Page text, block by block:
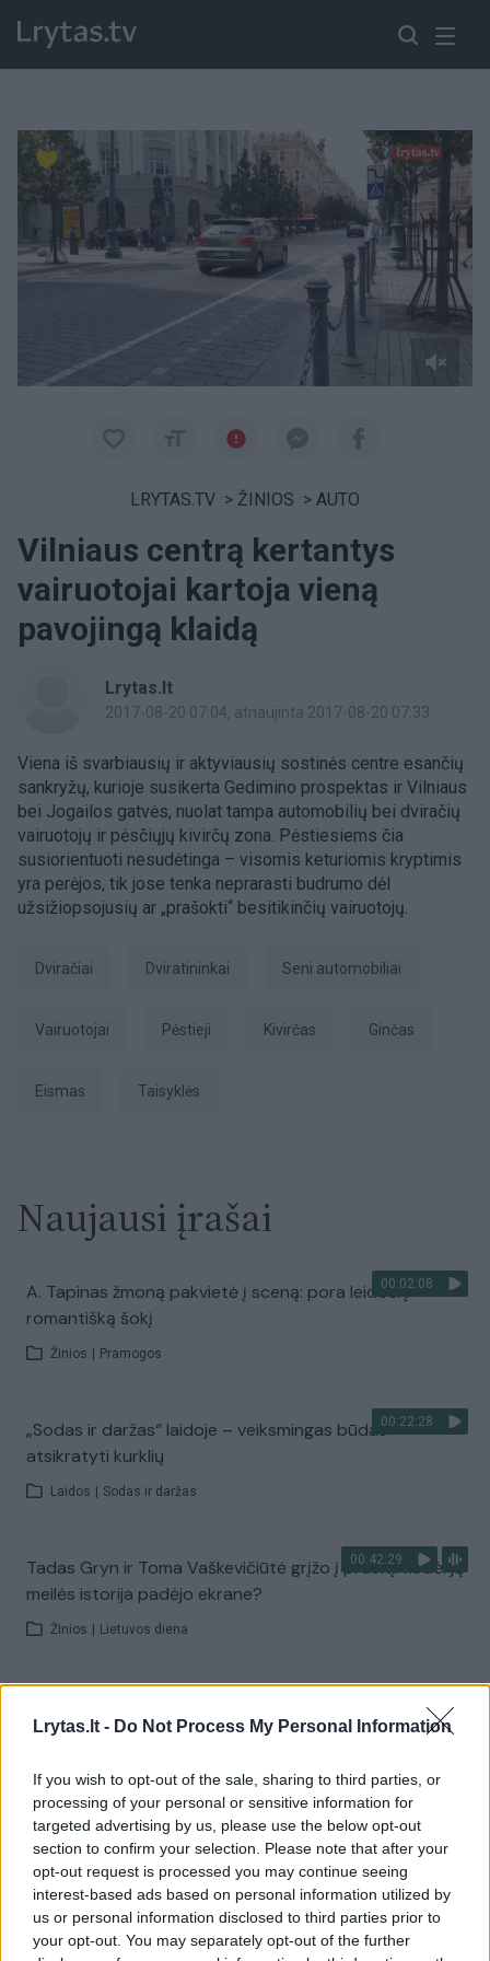
Lrytas.lt - Do Not Process My Personal Information
If you wish to opt-out of the sale, sharing to third parties, or
processing of your personal or sensitive information for
targeted advertising by us, please use the below opt-out
section to confirm your selection. Please note that after your
opt-out request is processed you may continue seeing
interest-based ads based on personal information utilized by
us or personal information disclosed to third parties prior to
your opt-out. You may separately opt-out of the further
Paremkite Ukrainą
LRYTAS.TV > ŽINIOS > AUTO
Vilniaus centrą kertantys
vairuotojai kartoja vieną
pavojingą klaidą
Lrytas.lt
2017-08-20 07:04, atnaujinta 2017-08-20 07:33
Viena iš svarbiausių ir aktyviausių sostinės centre esančių
sankryžų, kurioje susikerta Gedimino prospektas ir Vilniaus
bei Jogailos gatvės, nuolat tampa automobilių bei dviračių
vairuotojų ir pėsčiųjų kivirčų zona. Pėstiesiems čia
susiorientuoti nesudėtinga – visomis keturiomis kryptimis
yra perėjos, tik jose tenka neprarasti budrumo dėl
užsižiopsojusių ar „prašokti“ besitikinčių vairuotojų.
Dviračiai dviratininkai seni automobiliai
vairuotojai pėstieji kivirčas ginčas
Eismas taisyklės
Naujausi įrašai
00:02:08
A. Tapinas žmoną pakvietė į sceną: pora leidosi į
romantišką šokį
Žinios Pramogos
00:22:28
„Sodas ir daržas“ laidoje – veiksmingas būdas
atsikratyti kurklių
Laidos Sodas ir daržas
00:42:29
Tadas Gryn ir Toma Vaškevičiūtė grįžo į praeitį: kodėl jų
meilės istorija padėjo ekrane?
Žinios Lietuvos diena
Visi įrašai
Žiūrimiausi įrašai